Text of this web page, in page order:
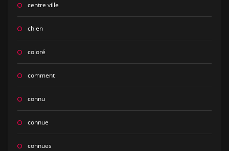
centre ville
chien
coloré
comment
connu
connue
connues